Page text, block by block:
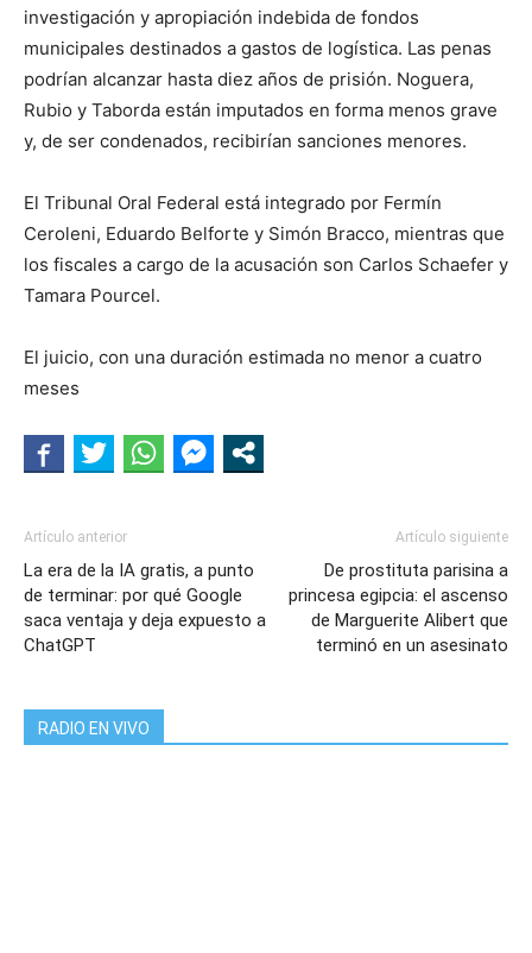
investigación y apropiación indebida de fondos
municipales destinados a gastos de logística. Las penas
podrían alcanzar hasta diez años de prisión. Noguera,
Rubio y Taborda están imputados en forma menos grave
y, de ser condenados, recibirían sanciones menores.
El Tribunal Oral Federal está integrado por Fermín
Ceroleni, Eduardo Belforte y Simón Bracco, mientras que
los fiscales a cargo de la acusación son Carlos Schaefer y
Tamara Pourcel.
El juicio, con una duración estimada no menor a cuatro
meses
Artículo anterior
La era de la IA gratis, a punto
de terminar: por qué Google
saca ventaja y deja expuesto a
ChatGPT
Artículo siguiente
De prostituta parisina a
princesa egipcia: el ascenso
de Marguerite Alibert que
terminó en un asesinato
RADIO EN VIVO